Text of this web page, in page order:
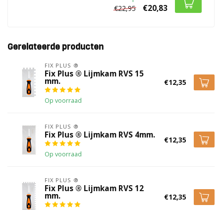
€22,95
€20,83
Gerelateerde producten
FIX PLUS ®
Fix Plus ® Lijmkam RVS 15
mm.
Op voorraad
€12,35
FIX PLUS ®
Fix Plus ® Lijmkam RVS 4mm.
Op voorraad
€12,35
FIX PLUS ®
Fix Plus ® Lijmkam RVS 12
mm. €12,35